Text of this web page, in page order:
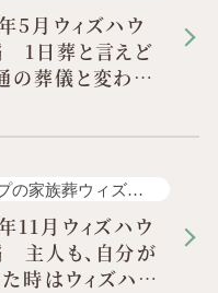
5月ウィズハウ
1日葬と言えど
の葬儀と変わら
の家族葬ウィズハ
11月ウィズハウ
主人も、自分が
時はウィズハウ